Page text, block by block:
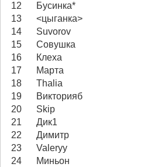
12
Бусинка*
13
<цыганка>
14
Suvorov
15
Совушка
16
Клеха
17
Марта
18
Thalia
19
Викторияб
20
Skip
21
Дик1
22
Димитр
23
Valeryy
24
Миньон